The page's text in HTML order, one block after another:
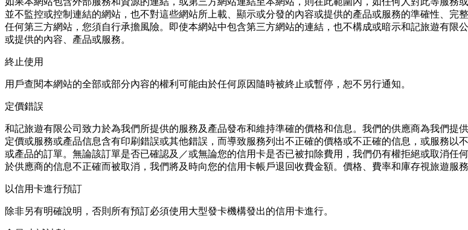
並不監控或控制連結的網站，也不對這些網站所上載、顯⽰或分發的內容或提供的產品或服務的準確性、
任何第三⽅網站，您須⾃⾏承擔風險。即使本網站中包含第三⽅網站的連結，也不構成或暗⽰和記旅遊有
或提供的內容、產品或服務。
終止使用
⽤⼾查閱本網站的全部或部分內容的權利可能由於任何原因隨時被終⽌或暫停，恕不另⾏通知。
定價錯誤
和記旅遊有限公司致⼒於為我們所提供的服務及產品發布和維持準確的價格和信息。我們的供應商為我們
定價或服務或產品信息含有印刷錯誤或其他錯誤，⽽導致服務列出不正確的價格或不正確的信息，或服務
或產品的訂單。無論該訂單是否已確認及／或無論您的信⽤卡是否已被扣除費⽤，我們仍有權拒絕或取消
於供應商的信息不正確⽽被取消，我們將及時向您的信⽤卡帳⼾退回收費⾦額。價格、費率和庫存視旅遊服
以信用卡進行預訂
除非另有明確說明，否則所有預訂必須使⽤⼤型發卡機構發出的信⽤卡進⾏。